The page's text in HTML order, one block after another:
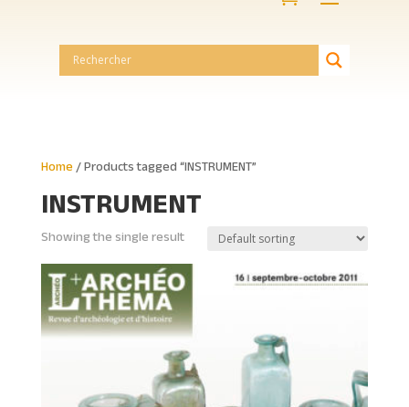
Home / Products tagged “INSTRUMENT”
INSTRUMENT
Showing the single result